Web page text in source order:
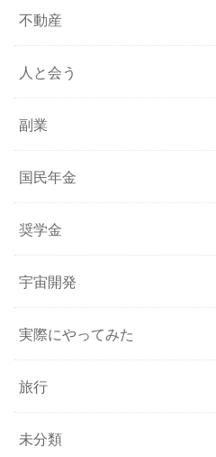
不動産
人と会う
副業
国民年金
奨学金
宇宙開発
実際にやってみた
旅行
未分類